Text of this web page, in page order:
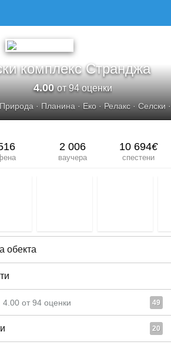
комплекс Странджа
4.00от 94 оценки
Природа · Планина · Еко · Релакс · Селски
2 006
ваучера
10 694€
спестени
обекта
4.00 от 94 оценки 49
20